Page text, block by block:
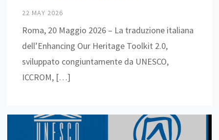
22 MAY 2026
Roma, 20 Maggio 2026 – La traduzione italiana
dell’Enhancing Our Heritage Toolkit 2.0,
sviluppato congiuntamente da UNESCO,
ICCROM, […]